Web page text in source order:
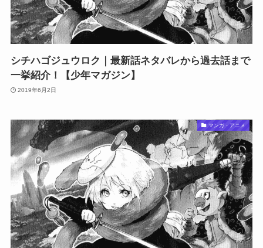
シチハゴジュウロク｜最新話ネタバレから過去話まで
一挙紹介！【少年マガジン】
2019年6月2日
マンガ・アニメ